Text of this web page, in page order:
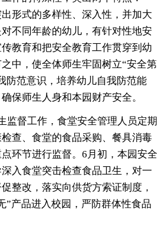
形式的多样性、深入性，并加大
不同年龄的幼儿，有针对性地安
教育和把安全教育工作贯穿到幼
中，使全体师生牢固树立“安全第
防范意识，培养幼儿自我防范能
保师生人身和本园财产安全。
监督工作，食堂安全管理人员定期
查、食堂的食品采购、餐具消毒
环节进行监督。6月初，本园安全
入食堂突击检查食品卫生，对一
整改，落实向供货方索证制度，
”产品进入校园，严防群体性食品